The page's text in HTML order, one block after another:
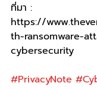
ที่มา :
https://
th-ransomware-
cybersecurity
#PrivacyNote